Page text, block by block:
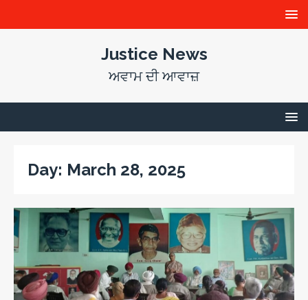
Justice News
ਅਵਾਮ ਦੀ ਆਵਾਜ਼
Day: March 28, 2025